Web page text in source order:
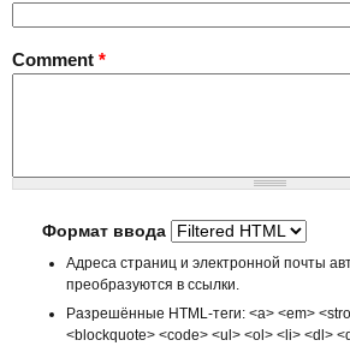
Comment *
Формат ввода
Адреса страниц и электронной почты
преобразуются в ссылки.
Разрешённые HTML-теги: <a> <em>
<blockquote> <code> <ul> <ol> <li> <dl>